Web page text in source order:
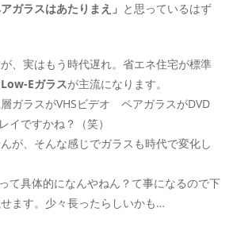
アガラスはあたりまえ」 と思っているはず
、実はもう時代遅れ。省エネ住宅が標準
Low-Eガラスが主流になります。
ガラスがVHSビデオ ペアガラスがDVD
イですかね？（笑）
が、そんな感じでガラスも時代で変化し
て具体的になんやねん？て事になるので下
ます。少々長ったらしいかも…